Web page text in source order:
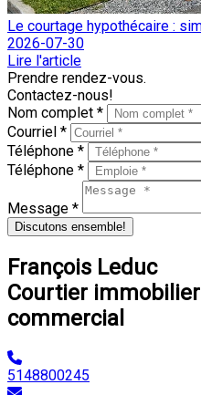
Le courtage hypothécaire :
2026-07-30
Lire l'article
Prendre rendez-vous.
Contactez-nous!
Nom complet *
Courriel *
Téléphone *
Téléphone *
Message *
Discutons ensemble!
François Leduc
Courtier
commercial
5148800245